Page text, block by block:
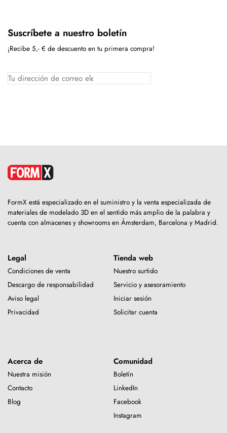
Suscríbete a nuestro boletín
¡Recibe 5,- € de descuento en tu primera compra!
FormX está especializado en el suministro y la venta especializada de
materiales de modelado 3D en el sentido más amplio de la palabra y
cuenta con almacenes y showrooms en Ámsterdam, Barcelona y Madrid.
Legal
Condiciones de venta
Descargo de responsabilidad
Aviso legal
Privacidad
Tienda web
Nuestro surtido
Servicio y asesoramiento
Iniciar sesión
Solicitar cuenta
Acerca de
Nuestra misión
Contacto
Blog
Comunidad
Boletín
LinkedIn
Facebook
Instagram